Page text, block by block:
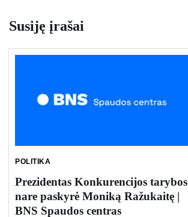
Susiję įrašai
POLITIKA
Prezidentas Konkurencijos tarybos
nare paskyrė Moniką Ražukaitę |
BNS Spaudos centras